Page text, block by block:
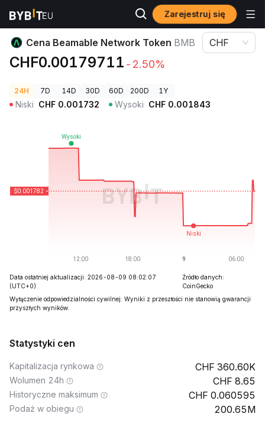
Zarejestruj się
Ceny kryptowalut Cena Beamable Network Token BMB
Cena Beamable Network Token BMB
CHF0.00179711 -2.50%
CHF
24H 7D 14D 30D 60D 200D 1Y
Niski CHF 0.001732 Wysoki CHF 0.001843
Data ostatniej aktualizacji: 2026-08-09 08:02:07
(UTC+0)
Źródło danych:
CoinGecko
Wyłączenie odpowiedzialności cywilnej: Wyniki z przeszłości nie stanowią gwarancji
przyszłych wyników.
Statystyki cen
Kapitalizacja rynkowa 360.60K
Wolumen 24h 8.65
Historyczne maksimum 0.060595
Podaż w obiegu 200.65M